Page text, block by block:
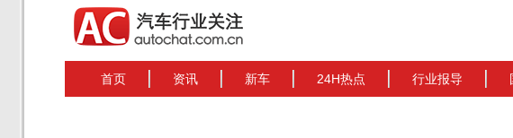
首页 资讯 新车 24H热点 行业报导